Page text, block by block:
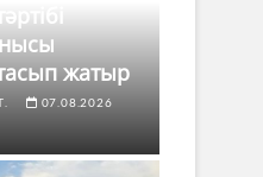
жатыр
07.08.2026